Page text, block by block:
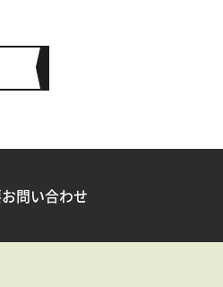
お問い合わせ